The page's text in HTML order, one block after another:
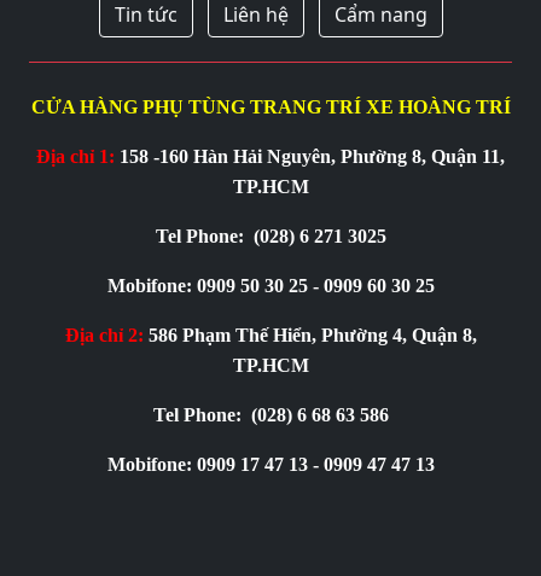
Tin tức Liên hệ Cẩm nang
CỬA HÀNG PHỤ TÙNG TRANG TRÍ XE HOÀNG TRÍ
Địa chỉ 1: 158 -160 Hàn Hải Nguyên, Phường 8, Quận 11,
TP.HCM
Tel Phone: (028) 6 271 3025
Mobifone: 0909 50 30 25 - 0909 60 30 25
Địa chỉ 2: 586 Phạm Thế Hiển, Phường 4, Quận 8,
TP.HCM
Tel Phone: (028) 6 68 63 586
Mobifone: 0909 17 47 13 - 0909 47 47 13